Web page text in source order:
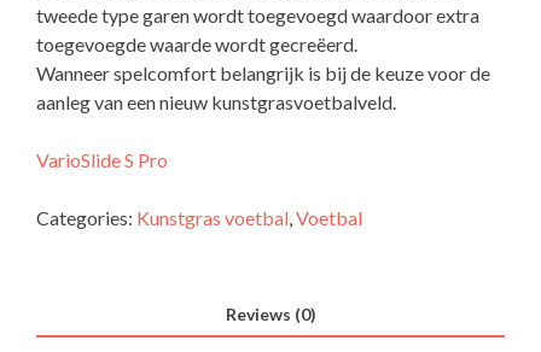
tweede type garen wordt toegevoegd waardoor extra
toegevoegde waarde wordt gecreëerd.
Wanneer spelcomfort belangrijk is bij de keuze voor de
aanleg van een nieuw kunstgrasvoetbalveld.
VarioSlide S Pro
Categories: Kunstgras voetbal,Voetbal
Reviews (0)